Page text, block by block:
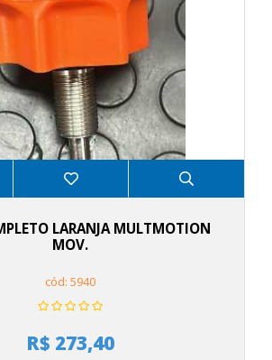
LARANJA MULTMOTION
MOV.
cód: 5940
R$ 273,40